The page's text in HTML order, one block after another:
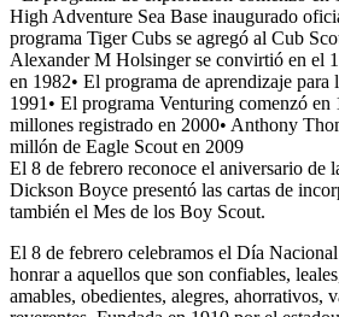
High Adventure Sea Base inaugurado
programa Tiger Cubs se agregó al Cub
Alexander M Holsinger se convirtió en el
en 1982• El programa de aprendizaje para
1991• El programa Venturing comenzó
millones registrado en 2000• Anthony
millón de Eagle Scout en 2009
El 8 de febrero reconoce el aniversario de
Dickson Boyce presentó las cartas de
también el Mes de los Boy Scout.
El 8 de febrero celebramos el Día
honrar a aquellos que son confiables,
amables, obedientes, alegres, ahorrativos,